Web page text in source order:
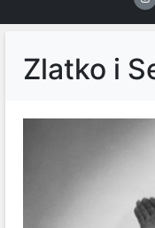
Zlatko i